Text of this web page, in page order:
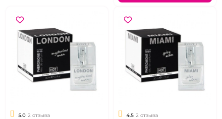
5.0 2 отзыва 4.5 2 отзыва